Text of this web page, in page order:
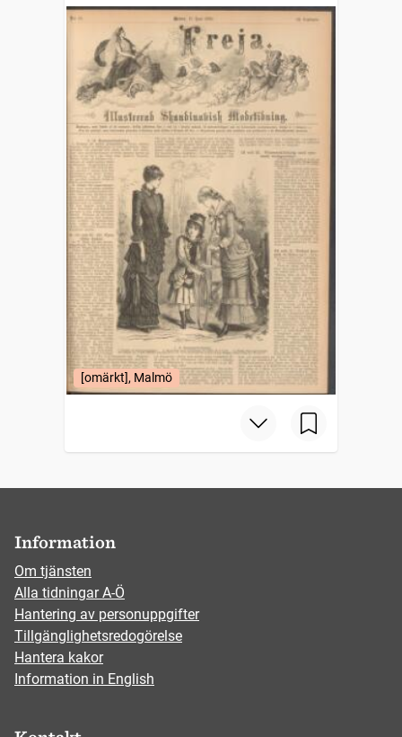
[omärkt], Malmö
Information
Om tjänsten
Alla tidningar A-Ö
Hantering av personuppgifter
Tillgänglighetsredogörelse
Hantera kakor
Information in English